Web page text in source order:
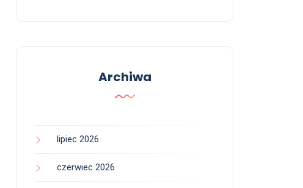
Archiwa
lipiec 2026
czerwiec 2026